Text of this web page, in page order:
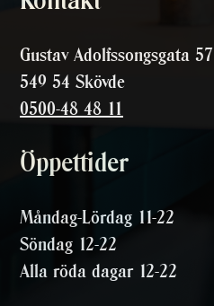
Gustav Adolfssongsgata 57
549 54 Skövde
0500-48 48 11
Öppettider
Måndag-Lördag 11-22
Söndag 12-22
Alla röda dagar 12-22